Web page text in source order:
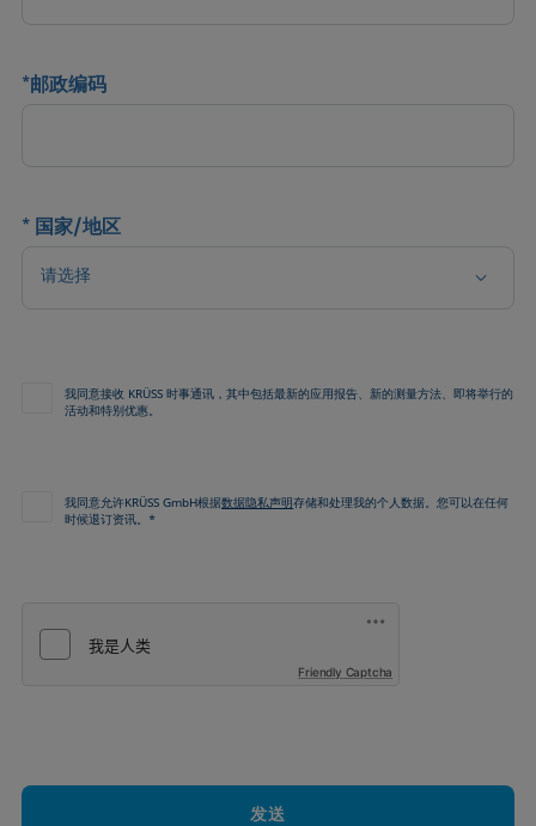
*邮政编码
* 国家/地区
请选择
我同意接收 KRÜSS 时事通讯，其中包括最新的应用报告、新的测量方法、即将举行的
活动和特别优惠。
我同意允许KRÜSS GmbH根据数据隐私声明存储和处理我的个人数据。您可以在任何
时候退订资讯。*
Friendly Captcha
发送